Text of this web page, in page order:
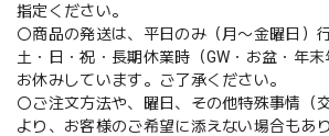
指定ください。
〇商品の発送は、平日のみ（月〜金曜日）
土・日・祝・長期休業時（GW・お盆・年
お休みしています。ご了承ください。
〇ご注文方法や、曜日、その他特殊事情（
より、お客様のご希望に添えない場合もあ